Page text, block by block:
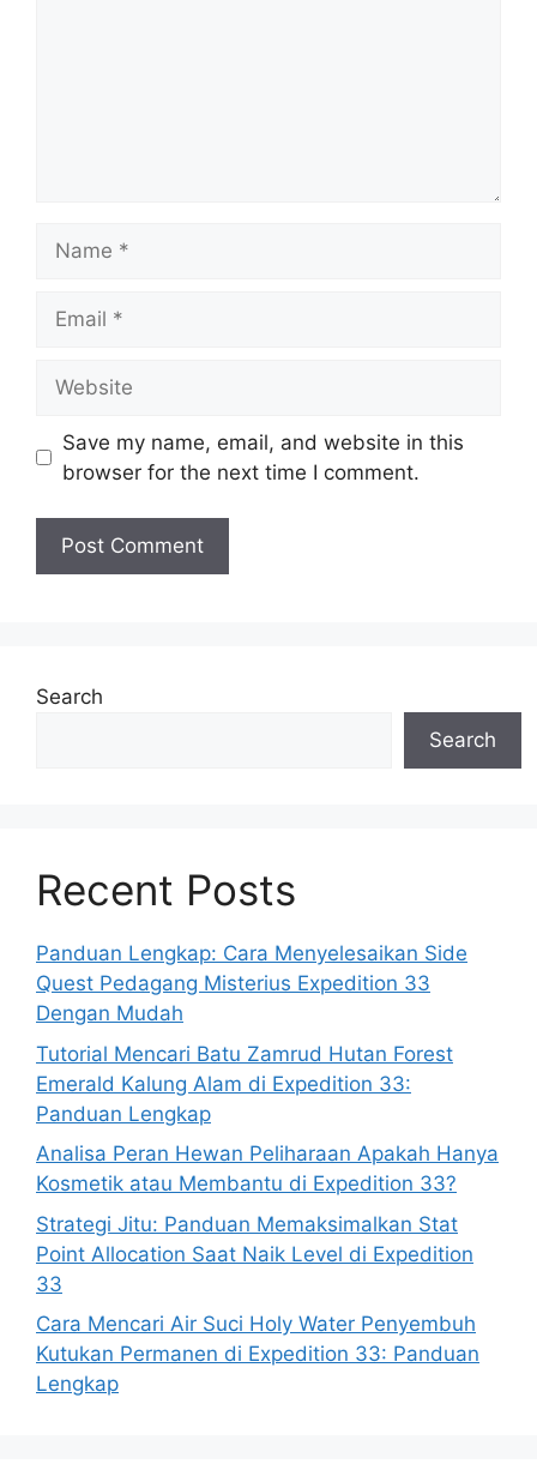
Save my name, email, and website in this
browser for the next time I comment.
Search
Search
Recent Posts
Panduan Lengkap: Cara Menyelesaikan Side
Quest Pedagang Misterius Expedition 33
Dengan Mudah
Tutorial Mencari Batu Zamrud Hutan Forest
Emerald Kalung Alam di Expedition 33:
Panduan Lengkap
Analisa Peran Hewan Peliharaan Apakah Hanya
Kosmetik atau Membantu di Expedition 33?
Strategi Jitu: Panduan Memaksimalkan Stat
Point Allocation Saat Naik Level di Expedition
33
Cara Mencari Air Suci Holy Water Penyembuh
Kutukan Permanen di Expedition 33: Panduan
Lengkap